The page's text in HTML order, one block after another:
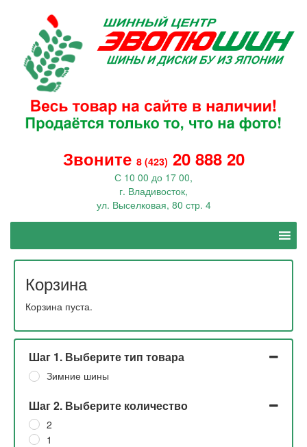
Звоните 8 (423) 20 888 20
С 10 00 до 17 00,
г. Владивосток,
ул. Выселковая, 80 стр. 4
Корзина
Корзина пуста.
Шаг 1. Выберите тип товара
Зимние шины
Шаг 2. Выберите количество
2
1